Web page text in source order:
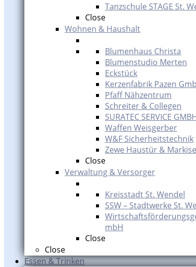
Tanzschule STAGE St.
Close
Wohnen & Haushalt
Blumenhaus Christa
Blumenstudio Merten
Eckstück
Kerzenfabrik Pazen
Pfaff Nähzentrum
Schreiter & Collegen
SURATEC SERVICE
Waffen Weisgerber
W&F Sicherheitstechnik
Zewe Haustür &
Close
Verwaltung & Versorger
Kreisstadt St. Wendel
SSW – Stadtwerke St.
mbH
Close
Close
Essen & Trinken